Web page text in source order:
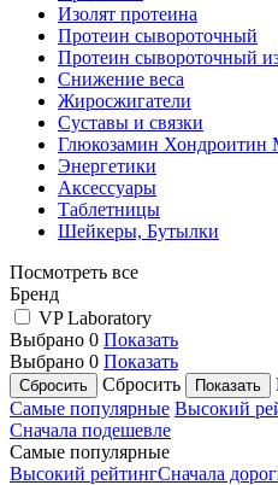
Изолят протеина
Протеин сывороточный
Протеин сывороточный
Снижение веса
Жиросжигатели
Суставы и связки
Глюкозамин
Энергетики
Аксессуары
Таблетницы
Шейкеры, Бутылки
Посмотреть все
Бренд
VP Laboratory
Выбрано 0 Показать
Выбрано 0 Показать
Сбросить
Самые популярные Высокий
Сначала подешевле
Самые популярные
Высокий рейтингСначала